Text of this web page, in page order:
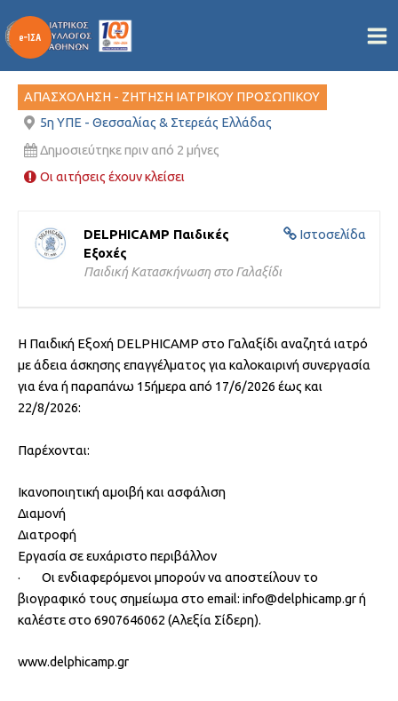
στο
περιεχόμενο
ΙΑΤΡΟΣ ΚΑΤΑΣΚΗΝΩΣΗΣ
/26/05/2026
ΑΠΑΣΧΟΛΗΣΗ - ΖΗΤΗΣΗ ΙΑΤΡΙΚΟΥ ΠΡΟΣΩΠΙΚΟΥ
5η ΥΠΕ - Θεσσαλίας & Στερεάς Ελλάδας
Δημοσιεύτηκε πριν από 2 μήνες
Οι αιτήσεις έχουν κλείσει
Ιστοσελίδα
DELPHICAMP Παιδικές
Εξοχές
Παιδική Κατασκήνωση στο Γαλαξίδι
Η Παιδική Εξοχή DELPHICAMP στο Γαλαξίδι αναζητά ιατρό
με άδεια άσκησης επαγγέλματος για καλοκαιρινή συνεργασία
για ένα ή παραπάνω 15ήμερα από 17/6/2026 έως και
22/8/2026:
Παρέχονται:
Ικανοποιητική αμοιβή και ασφάλιση
Διαμονή
Διατροφή
Εργασία σε ευχάριστο περιβάλλον
· Οι ενδιαφερόμενοι μπορούν να αποστείλουν το
βιογραφικό τους σημείωμα στο email: info@delphicamp.gr ή
καλέστε στo 6907646062 (Αλεξία Σίδερη).
www.delphicamp.gr